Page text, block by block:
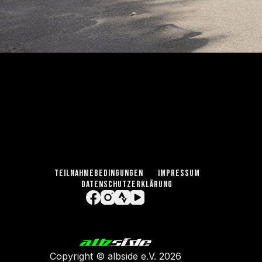
TEILNAHMEBEDINGUNGEN
IMPRESSUM
DATENSCHUTZERKLÄRUNG
Copyright © albside e.V. 2026